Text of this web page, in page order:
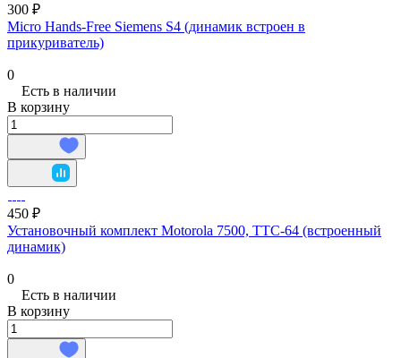
300 ₽
Micro Hands-Free Siemens S4 (динамик встроен в
прикуриватель)
0
Есть в наличии
В корзину
450 ₽
Установочный комплект Motorola 7500, TTC-64 (встроенный
динамик)
0
Есть в наличии
В корзину